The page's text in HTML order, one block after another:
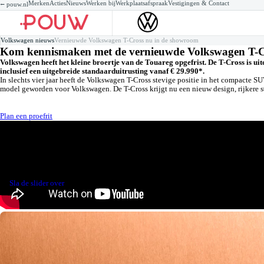
⭠ pouw.nlMerkenActiesNieuwsWerken bijWerkplaatsafspraakVestigingen & Contact
Volkswagen voorraad
Nieuw
Elektrisch
Hybride
Volkswagen voorraad
Gebruikt
Demo's
Elektrisch
Hybride
Volkswagen Private lease
Private lease acties
Private lease een nieuwe Volkswagen
Private lease een gebruikte Volkswagen
Zakelijke lease
Acties
Voorraad
Leasevormen
XLLease
Wagenparkbeheer
Werkzaamheden
Werkplaatsafspraak maken
Onderhoudsbeurt
APK
Airco
Banden
Checks
Alle werkzaamheden
Volkswagen nieuwsVernieuwde Volkswagen T-Cross nu in de showroom
Kom kennismaken met de vernieuwde Volkswagen T-
Volkswagen heeft het kleine broertje van de Touareg opgefrist. De T-Cross is
inclusief een uitgebreide standaarduitrusting vanaf € 29.990*.
In slechts vier jaar heeft de Volkswagen T-Cross stevige positie in het compacte
model geworden voor Volkswagen. De T-Cross krijgt nu een nieuw design, rijkere
Plan een proefrit
Sla de slider over